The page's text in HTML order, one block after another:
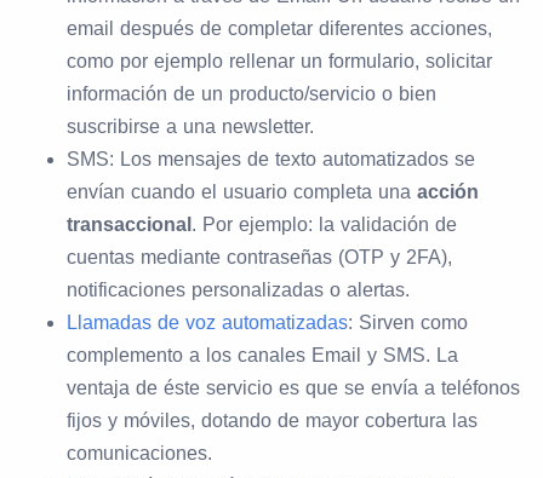
email después de completar diferentes acciones,
como por ejemplo rellenar un formulario, solicitar
información de un producto/servicio o bien
suscribirse a una newsletter.
SMS: Los mensajes de texto automatizados se
envían cuando el usuario completa una acción
transaccional . Por ejemplo: la validación de
cuentas mediante contraseñas (OTP y 2FA),
notificaciones personalizadas o alertas.
Llamadas de voz automatizadas: Sirven como
complemento a los canales Email y SMS. La
ventaja de éste servicio es que se envía a teléfonos
fijos y móviles, dotando de mayor cobertura las
comunicaciones.